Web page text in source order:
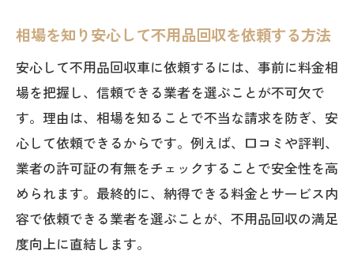
料金内訳をしっかり把握して不用品回収
を依頼
不用品回収車の追加費用に注意した比較
ポイント
安心のための不用品回収見積もりチェッ
クリスト
廃品回収車の正体やうるさい問題にも迫る
不用品回収車の正体と実際の運営の仕組
み解説
相場を知り安心して不用品回収を依頼する方法
安心して不用品回収車に依頼するには、事前に料金相
場を把握し、信頼できる業者を選ぶことが不可欠で
す。理由は、相場を知ることで不当な請求を防ぎ、安
心して依頼できるからです。例えば、口コミや評判、
業者の許可証の有無をチェックすることで安全性を高
められます。最終的に、納得できる料金とサービス内
容で依頼できる業者を選ぶことが、不用品回収の満足
度向上に直結します。